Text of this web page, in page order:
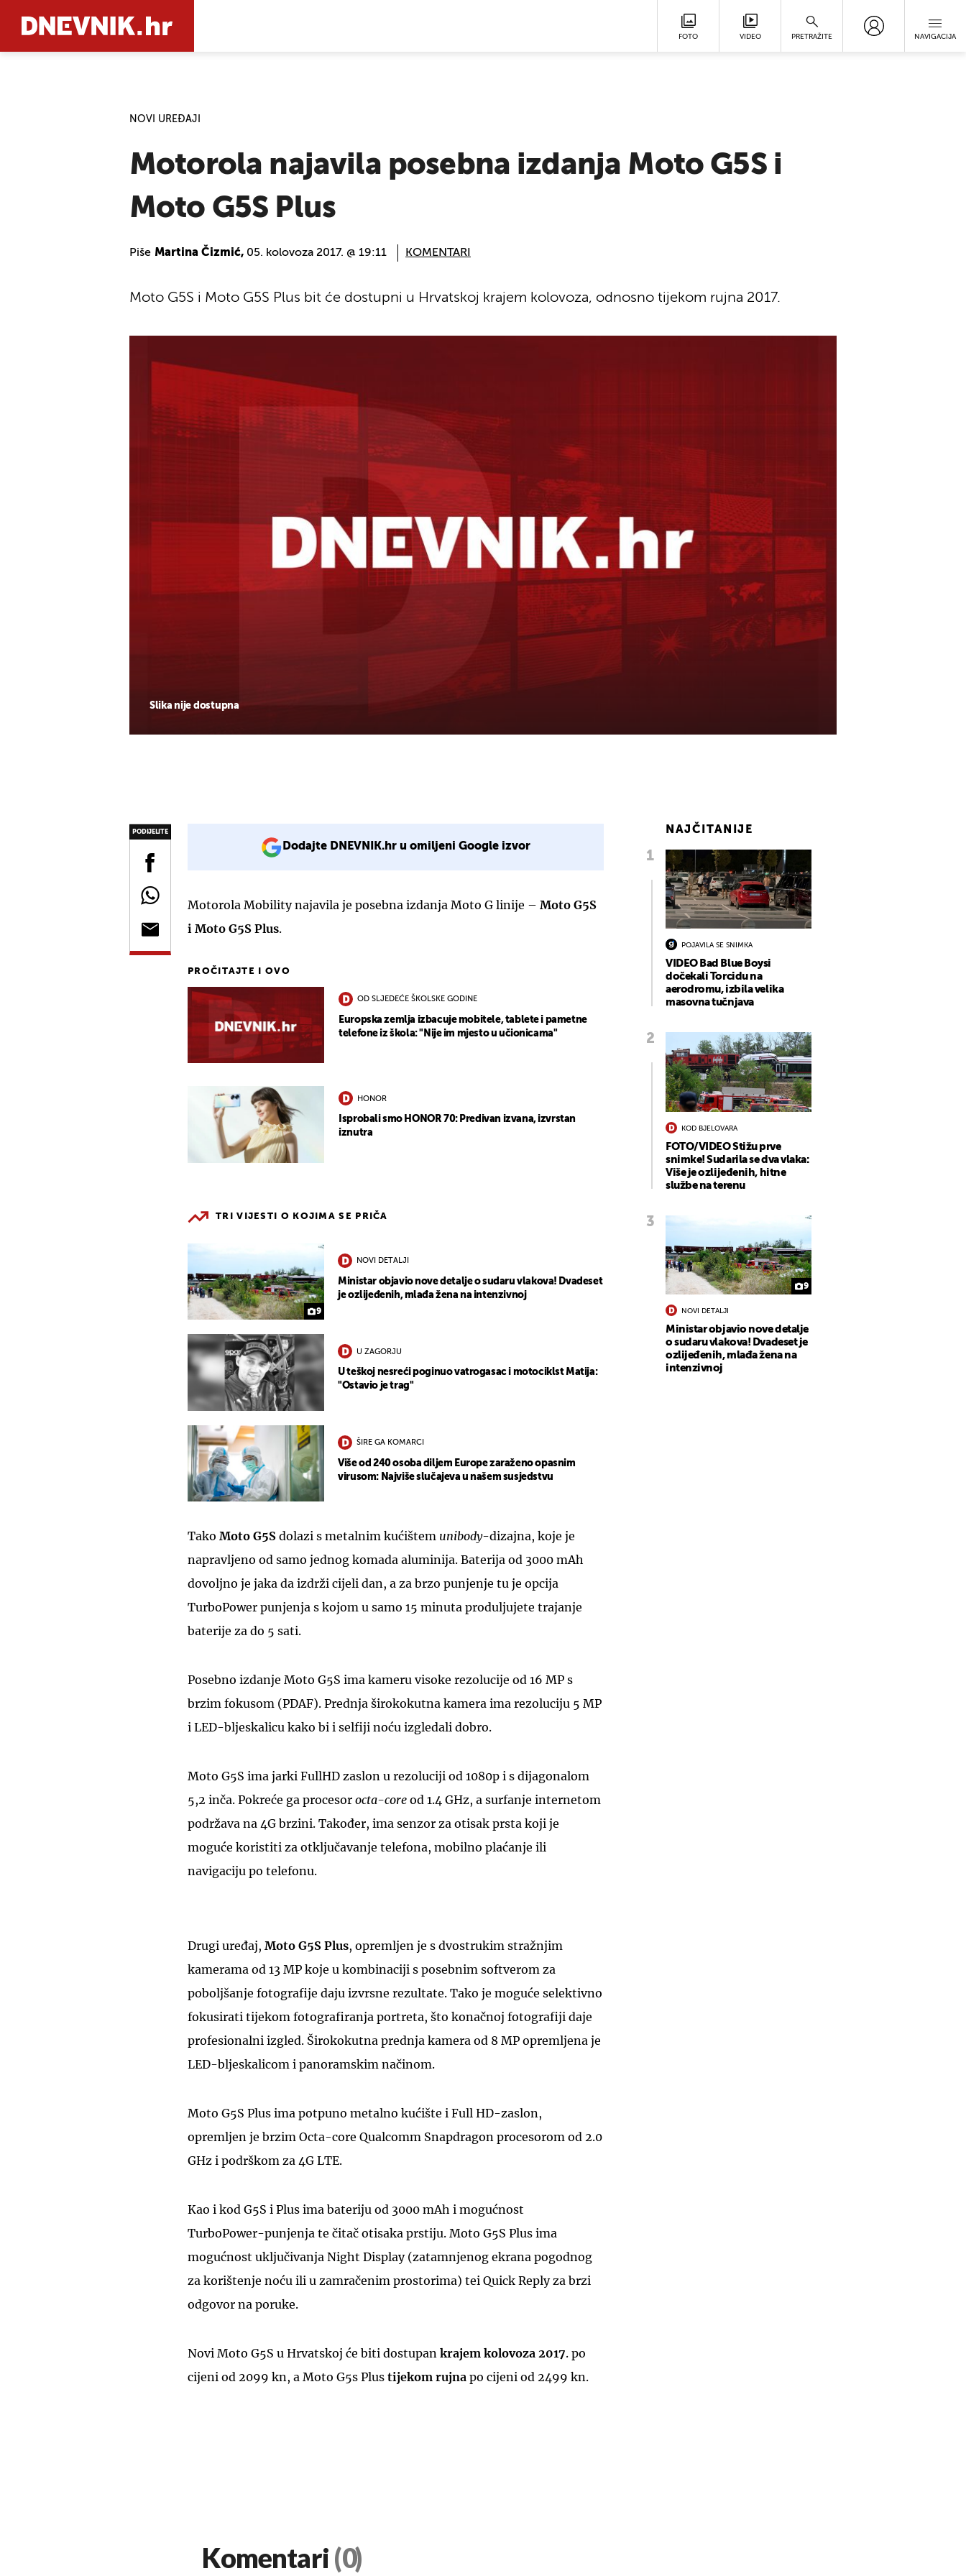
FOTO VIDEO PRETRAŽITE NAVIGACIJA
NOVI UREĐAJI
Motorola najavila posebna izdanja Moto G5S i
Moto G5S Plus
Piše Martina Čizmić, 05. kolovoza 2017. @ 19:11 KOMENTARI
Slika nije dostupna
Moto G5S i Moto G5S Plus bit će dostupni u Hrvatskoj krajem kolovoza, odnosno tijekom rujna 2017.
PODIJELITE
Dodajte DNEVNIK.hr u omiljeni Google izvor
Motorola Mobility najavila je posebna izdanja Moto G linije – Moto G5S
i Moto G5S Plus.
PROČITAJTE I OVO
OD SLJEDEĆE ŠKOLSKE GODINE
Europska zemlja izbacuje mobitele, tablete i pametne
telefone iz škola: "Nije im mjesto u učionicama"
HONOR
Isprobali smo HONOR 70: Predivan izvana, izvrstan
iznutra
TRI VIJESTI O KOJIMA SE PRIČA
9
NOVI DETALJI
Ministar objavio nove detalje o sudaru vlakova! Dvadeset
je ozlijeđenih, mlađa žena na intenzivnoj
U ZAGORJU
U teškoj nesreći poginuo vatrogasac i motociklst Matija:
"Ostavio je trag"
ŠIRE GA KOMARCI
Više od 240 osoba diljem Europe zaraženo opasnim
virusom: Najviše slučajeva u našem susjedstvu
Tako Moto G5S dolazi s metalnim kućištem unibody-dizajna, koje je
napravljeno od samo jednog komada aluminija. Baterija od 3000 mAh
dovoljno je jaka da izdrži cijeli dan, a za brzo punjenje tu je opcija
TurboPower punjenja s kojom u samo 15 minuta produljujete trajanje
baterije za do 5 sati.
Posebno izdanje Moto G5S ima kameru visoke rezolucije od 16 MP s
brzim fokusom (PDAF). Prednja širokokutna kamera ima rezoluciju 5 MP
i LED-bljeskalicu kako bi i selfiji noću izgledali dobro.
Moto G5S ima jarki FullHD zaslon u rezoluciji od 1080p i s dijagonalom
5,2 inča. Pokreće ga procesor octa-core od 1.4 GHz, a surfanje internetom
podržava na 4G brzini. Također, ima senzor za otisak prsta koji je
moguće koristiti za otključavanje telefona, mobilno plaćanje ili
navigaciju po telefonu.
Drugi uređaj, Moto G5S Plus, opremljen je s dvostrukim stražnjim
kamerama od 13 MP koje u kombinaciji s posebnim softverom za
poboljšanje fotografije daju izvrsne rezultate. Tako je moguće selektivno
fokusirati tijekom fotografiranja portreta, što konačnoj fotografiji daje
profesionalni izgled. Širokokutna prednja kamera od 8 MP opremljena je
LED-bljeskalicom i panoramskim načinom.
Moto G5S Plus ima potpuno metalno kućište i Full HD-zaslon,
opremljen je brzim Octa-core Qualcomm Snapdragon procesorom od 2.0
GHz i podrškom za 4G LTE.
Kao i kod G5S i Plus ima bateriju od 3000 mAh i mogućnost
TurboPower-punjenja te čitač otisaka prstiju. Moto G5S Plus ima
mogućnost uključivanja Night Display (zatamnjenog ekrana pogodnog
za korištenje noću ili u zamračenim prostorima) tei Quick Reply za brzi
odgovor na poruke.
Novi Moto G5S u Hrvatskoj će biti dostupan krajem kolovoza 2017. po
cijeni od 2099 kn, a Moto G5s Plus tijekom rujna po cijeni od 2499 kn.
NAJČITANIJE
POJAVILA SE SNIMKA
VIDEO Bad Blue Boysi
dočekali Torcidu na
aerodromu, izbila velika
masovna tučnjava
KOD BJELOVARA
FOTO/VIDEO Stižu prve
snimke! Sudarila se dva vlaka:
Više je ozlijeđenih, hitne
službe na terenu
9
NOVI DETALJI
Ministar objavio nove detalje
o sudaru vlakova! Dvadeset je
ozlijeđenih, mlađa žena na
intenzivnoj
Komentari (0)
UKLJUČITE NOTIFIKACIJE